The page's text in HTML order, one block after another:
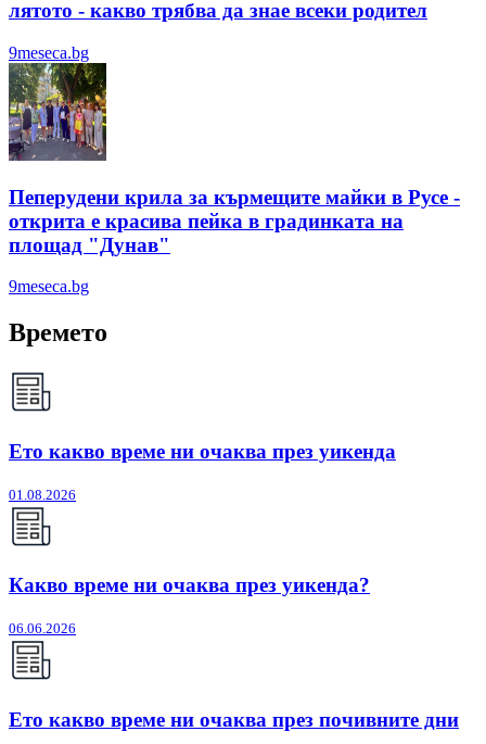
лятотo - какво трябва да знае всеки родител
9meseca.bg
Пеперудени крила за кърмещите майки в Русе -
открита е красива пейка в градинката на
площад "Дунав"
9meseca.bg
Времето
Ето какво време ни очаква през уикенда
01.08.2026
Какво време ни очаква през уикенда?
06.06.2026
Ето какво време ни очаква през почивните дни